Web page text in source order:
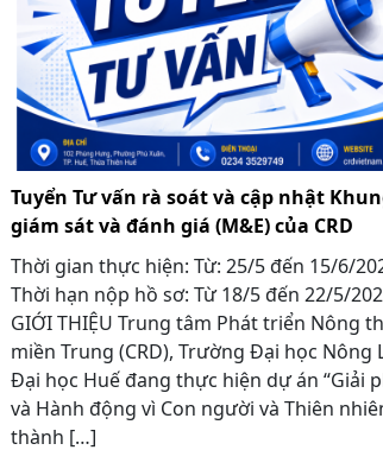
Tuyển Tư vấn rà soát và cập nhật
giám sát và đánh giá (M&E) của CRD
Thời gian thực hiện: Từ: 25/5 đến 15/6/
Thời hạn nộp hồ sơ: Từ 18/5 đến 22/5/
GIỚI THIỆU Trung tâm Phát triển Nông
miền Trung (CRD), Trường Đại học Nông
Đại học Huế đang thực hiện dự án “Giải
và Hành động vì Con người và Thiên
thành […]